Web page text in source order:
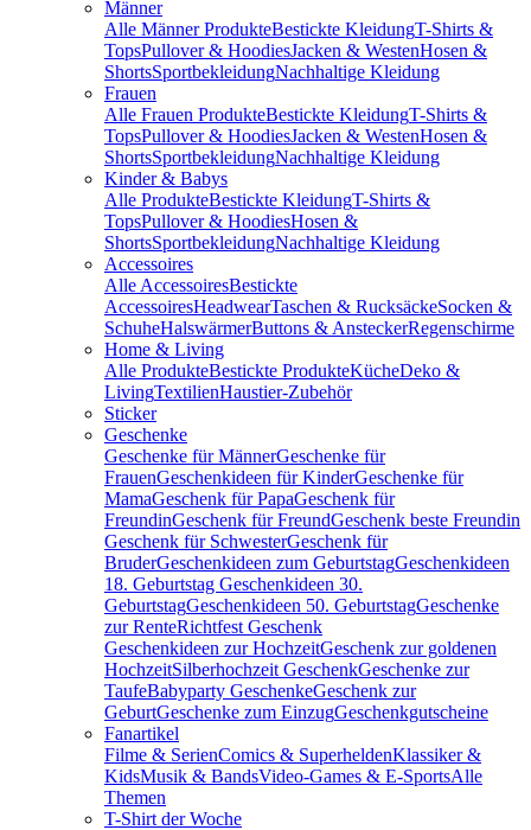
Männer
Alle Männer ProdukteBestickte KleidungT-Shirts &
TopsPullover & HoodiesJacken & WestenHosen &
ShortsSportbekleidungNachhaltige Kleidung
Frauen
Alle Frauen ProdukteBestickte KleidungT-Shirts &
TopsPullover & HoodiesJacken & WestenHosen &
ShortsSportbekleidungNachhaltige Kleidung
Kinder & Babys
Alle ProdukteBestickte KleidungT-Shirts &
TopsPullover & HoodiesHosen &
ShortsSportbekleidungNachhaltige Kleidung
Accessoires
Alle AccessoiresBestickte
AccessoiresHeadwearTaschen & RucksäckeSocken &
SchuheHalswärmerButtons & AnsteckerRegenschirme
Home & Living
Alle ProdukteBestickte ProdukteKücheDeko &
LivingTextilienHaustier-Zubehör
Sticker
Geschenke
Geschenke für MännerGeschenke für
FrauenGeschenkideen für KinderGeschenke für
MamaGeschenk für PapaGeschenk für
FreundinGeschenk für FreundGeschenk beste Freundin
Geschenk für SchwesterGeschenk für
BruderGeschenkideen zum GeburtstagGeschenkideen
18. Geburtstag Geschenkideen 30.
GeburtstagGeschenkideen 50. GeburtstagGeschenke
zur RenteRichtfest Geschenk
Geschenkideen zur HochzeitGeschenk zur goldenen
HochzeitSilberhochzeit GeschenkGeschenke zur
TaufeBabyparty GeschenkeGeschenk zur
GeburtGeschenke zum EinzugGeschenkgutscheine
Fanartikel
Filme & SerienComics & SuperheldenKlassiker &
KidsMusik & BandsVideo-Games & E-SportsAlle
Themen
T-Shirt der Woche